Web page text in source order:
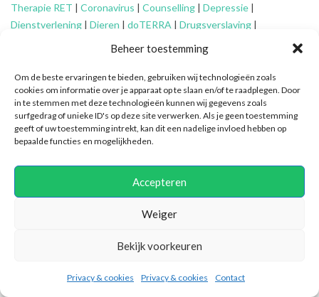
Beheer toestemming
Om de beste ervaringen te bieden, gebruiken wij technologieën zoals
cookies om informatie over je apparaat op te slaan en/of te raadplegen. Door
in te stemmen met deze technologieën kunnen wij gegevens zoals
surfgedrag of unieke ID's op deze site verwerken. Als je geen toestemming
geeft of uw toestemming intrekt, kan dit een nadelige invloed hebben op
bepaalde functies en mogelijkheden.
Accepteren
Weiger
Bekijk voorkeuren
Privacy & cookies Privacy & cookies Contact
Therapie RET | Coronavirus | Counselling | Depressie |
Dienstverlening | Dieren | doTERRA | Drugsverslaving |
Engelen |
Familie-opstellingen
Financieel advies ouderen|Financiële problemen|Financiën
Fytotherapie|Gameverslaving|Gedragsproblemen|Geheime
genootschappen|Geluk|Gescheiden ouders|Gidsen|
Graancirkels|Grenzen aangeven|Grenzen stellen|Healing|
Hiernamaals|Hooggevoeligheid/HSP
|Kleptomanie
Mindfulness|Mishandeling|Narcisme|Natuurlijke verzorging|
Ondersteuning
Overspannenheid|Paniekaanvallen
|Praktische ondersteuning|Pubers|Quantum